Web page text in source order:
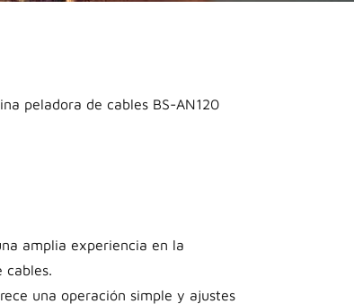
peladora de cables BS-AN120
amplia experiencia en la
cables.
una operación simple y ajustes